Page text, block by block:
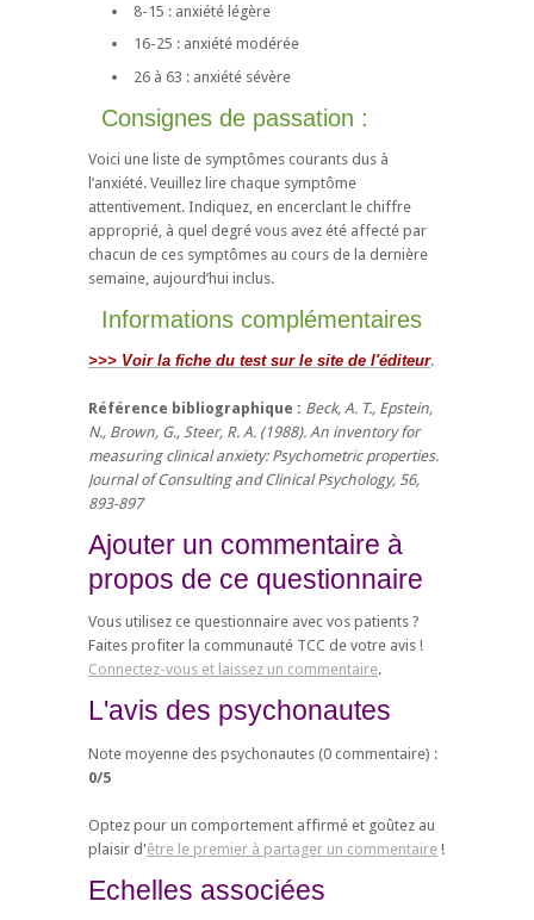
8-15 : anxiété légère
16-25 : anxiété modérée
26 à 63 : anxiété sévère
Consignes de passation :
Voici une liste de symptômes courants dus à
l’anxiété. Veuillez lire chaque symptôme
attentivement. Indiquez, en encerclant le chiffre
approprié, à quel degré vous avez été affecté par
chacun de ces symptômes au cours de la dernière
semaine, aujourd’hui inclus.
Informations complémentaires
>>> Voir la fiche du test sur le site de l'éditeur.
Référence bibliographique : Beck, A. T., Epstein,
N., Brown, G., Steer, R. A. (1988). An inventory for
measuring clinical anxiety: Psychometric properties.
Journal of Consulting and Clinical Psychology, 56,
893-897
Ajouter un commentaire à
propos de ce questionnaire
Vous utilisez ce questionnaire avec vos patients ?
Faites profiter la communauté TCC de votre avis !
Connectez-vous et laissez un commentaire.
L'avis des psychonautes
Note moyenne des psychonautes (0 commentaire) :
0/5
Optez pour un comportement affirmé et goûtez au
plaisir d'être le premier à partager un commentaire !
Echelles associées